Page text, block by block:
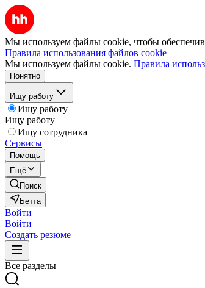
Мы используем файлы cookie, чтобы
Правила использования файлов cookie
Мы используем файлы cookie. Правила
Понятно
Ищу работу
Ищу работу
Ищу работу
Ищу сотрудника
Сервисы
Помощь
Ещё
Поиск
Бетта
Войти
Войти
Создать резюме
Все разделы